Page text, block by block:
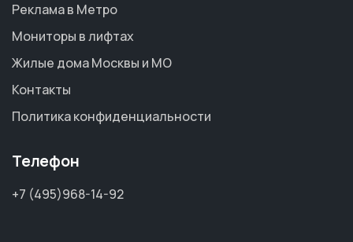
Реклама в Метро
Мониторы в лифтах
Жилые дома Москвы и МО
Контакты
Политика конфиденциальности
Телефон
+7 (495)968-14-92